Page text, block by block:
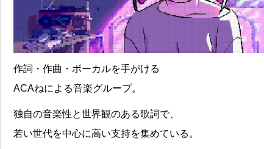
作詞・作曲・ボーカルを手がける
ACAねによる音楽グループ。
独自の音楽性と世界観のある歌詞で、
若い世代を中心に高い支持を集めている。